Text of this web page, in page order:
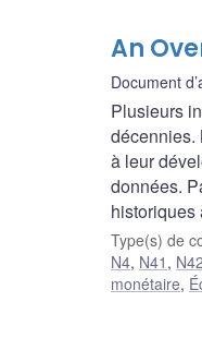
An
Document
Plusieurs
décennies.
à leur
données.
historiques
Type(s) de
N4, N41 , N42
monétaire,